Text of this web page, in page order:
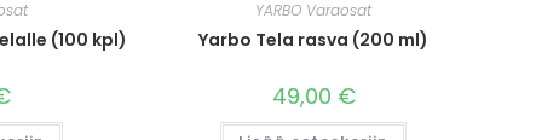
(100 kpl)
YARBO Varaosat
Yarbo Tela rasva (200 ml)
49,00 €